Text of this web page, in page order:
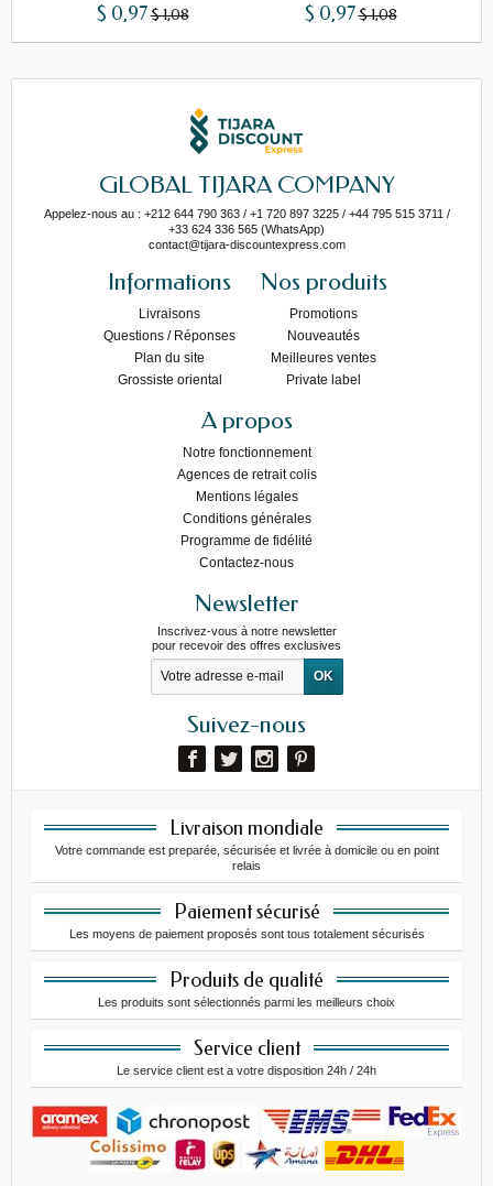
$ 0,97$ 1,08 $ 0,97$ 1,08
GLOBAL TIJARA COMPANY
Appelez-nous au : +212 644 790 363 / +1 720 897 3225 / +44 795 515 3711 /
+33 624 336 565 (WhatsApp)
contact@tijara-discountexpress.com
Informations
Livraisons
Questions / Réponses
Plan du site
Grossiste oriental
Nos produits
Promotions
Nouveautés
Meilleures ventes
Private label
A propos
Notre fonctionnement
Agences de retrait colis
Mentions légales
Conditions générales
Programme de fidélité
Contactez-nous
Newsletter
Inscrivez-vous à notre newsletter
pour recevoir des offres exclusives
Suivez-nous
Livraison mondiale
Votre commande est preparée, sécurisée et livrée à domicile ou en point
relais
Paiement sécurisé
Les moyens de paiement proposés sont tous totalement sécurisés
Produits de qualité
Les produits sont sélectionnés parmi les meilleurs choix
Service client
Le service client est a votre disposition 24h / 24h